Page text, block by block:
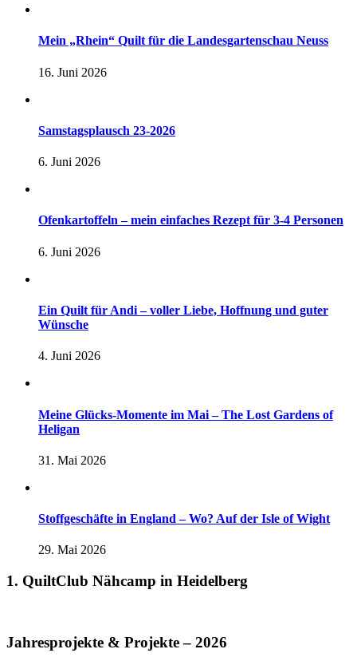
Mein „Rhein“ Quilt für die Landesgartenschau Neuss
16. Juni 2026
Samstagsplausch 23-2026
6. Juni 2026
Ofenkartoffeln – mein einfaches Rezept für 3-4 Personen
6. Juni 2026
Ein Quilt für Andi – voller Liebe, Hoffnung und guter
Wünsche
4. Juni 2026
Meine Glücks-Momente im Mai – The Lost Gardens of
Heligan
31. Mai 2026
Stoffgeschäfte in England – Wo? Auf der Isle of Wight
29. Mai 2026
1. QuiltClub Nähcamp in Heidelberg
Jahresprojekte & Projekte – 2026